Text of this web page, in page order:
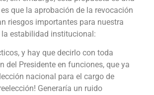
que la aprobación de la revocación
riesgos importantes para nuestra
estabilidad institucional:
y hay que decirlo con toda
del Presidente en funciones, que ya
nacional para el cargo de
Generaría un ruido